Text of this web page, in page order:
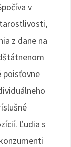
v
z dane na
poisťovne
Ľudia s